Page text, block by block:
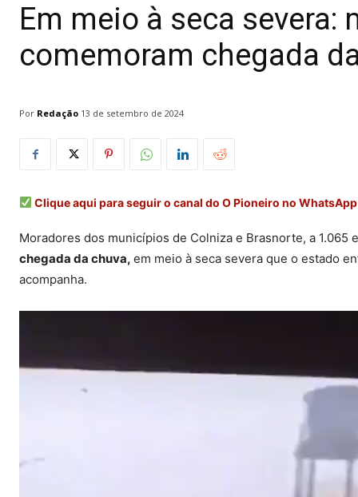
Em meio à seca severa:
comemoram chegada
Por Redação 13 de setembro de 2024
Clique aqui para seguir o canal do O Pioneiro no WhatsApp
Moradores dos municípios de Colniza e Brasnorte, a 1.065
chegada da chuva, em meio à seca severa que o estado
acompanha.
d